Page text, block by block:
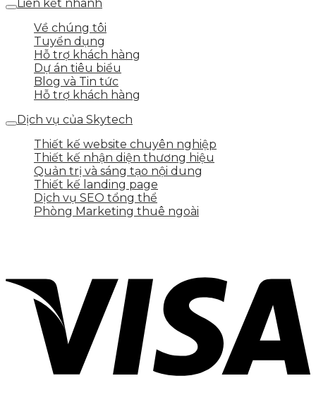
Liên kết nhanh
Về chúng tôi
Tuyển dụng
Hỗ trợ khách hàng
Dự án tiêu biểu
Blog và Tin tức
Hỗ trợ khách hàng
Dịch vụ của Skytech
Thiết kế website chuyên nghiệp
Thiết kế nhận diện thương hiệu
Quản trị và sáng tạo nội dung
Thiết kế landing page
Dịch vụ SEO tổng thể
Phòng Marketing thuê ngoài